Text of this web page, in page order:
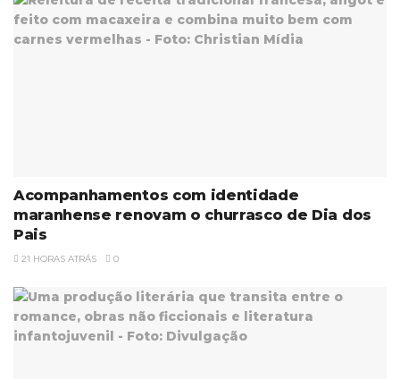
Acompanhamentos com identidade
maranhense renovam o churrasco de Dia dos
Pais
21 HORAS ATRÁS 0